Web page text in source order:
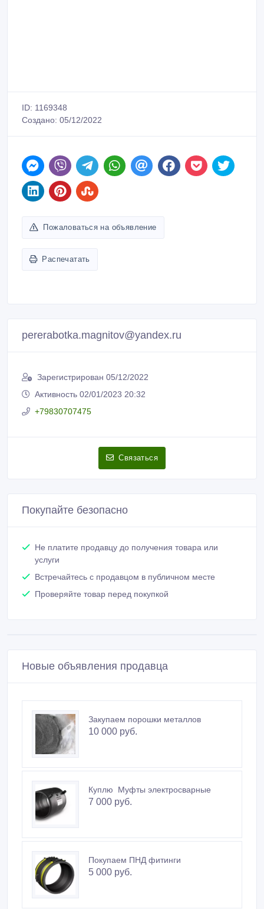
ID: 1169348
Создано: 05/12/2022
Пожаловаться на объявление
Распечатать
pererabotka.magnitov@yandex.ru
Зарегистрирован 05/12/2022
Активность 02/01/2023 20:32
+79830707475
Связаться
Покупайте безопасно
Не платите продавцу до получения товара или
услуги
Встречайтесь с продавцом в публичном месте
Проверяйте товар перед покупкой
Новые объявления продавца
Закупаем порошки металлов
10 000 руб.
Куплю Муфты электросварные
7 000 руб.
Покупаем ПНД фитинги
5 000 руб.